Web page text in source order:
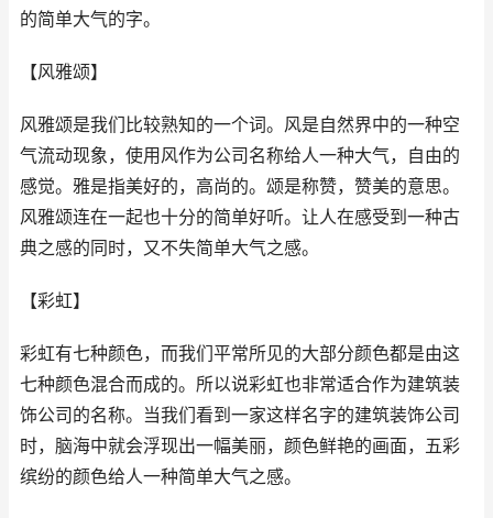
的简单大气的字。
【风雅颂】
风雅颂是我们比较熟知的一个词。风是自然界中的一种空
气流动现象，使用风作为公司名称给人一种大气，自由的
感觉。雅是指美好的，高尚的。颂是称赞，赞美的意思。
风雅颂连在一起也十分的简单好听。让人在感受到一种古
典之感的同时，又不失简单大气之感。
【彩虹】
彩虹有七种颜色，而我们平常所见的大部分颜色都是由这
七种颜色混合而成的。所以说彩虹也非常适合作为建筑装
饰公司的名称。当我们看到一家这样名字的建筑装饰公司
时，脑海中就会浮现出一幅美丽，颜色鲜艳的画面，五彩
缤纷的颜色给人一种简单大气之感。